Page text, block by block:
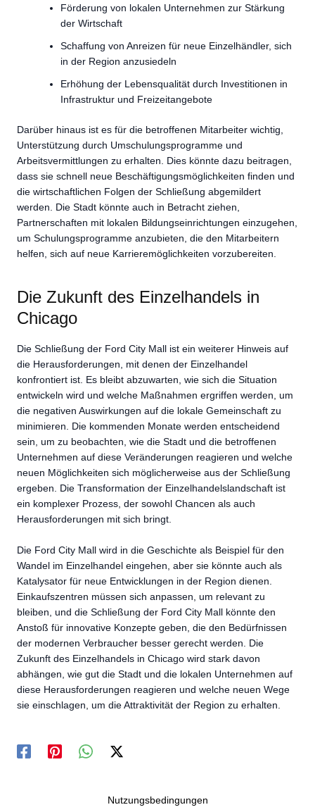
Förderung von lokalen Unternehmen zur Stärkung
der Wirtschaft
Schaffung von Anreizen für neue Einzelhändler, sich
in der Region anzusiedeln
Erhöhung der Lebensqualität durch Investitionen in
Infrastruktur und Freizeitangebote
Darüber hinaus ist es für die betroffenen Mitarbeiter wichtig,
Unterstützung durch Umschulungsprogramme und
Arbeitsvermittlungen zu erhalten. Dies könnte dazu beitragen,
dass sie schnell neue Beschäftigungsmöglichkeiten finden und
die wirtschaftlichen Folgen der Schließung abgemildert
werden. Die Stadt könnte auch in Betracht ziehen,
Partnerschaften mit lokalen Bildungseinrichtungen einzugehen,
um Schulungsprogramme anzubieten, die den Mitarbeitern
helfen, sich auf neue Karrieremöglichkeiten vorzubereiten.
Die Zukunft des Einzelhandels in
Chicago
Die Schließung der Ford City Mall ist ein weiterer Hinweis auf
die Herausforderungen, mit denen der Einzelhandel
konfrontiert ist. Es bleibt abzuwarten, wie sich die Situation
entwickeln wird und welche Maßnahmen ergriffen werden, um
die negativen Auswirkungen auf die lokale Gemeinschaft zu
minimieren. Die kommenden Monate werden entscheidend
sein, um zu beobachten, wie die Stadt und die betroffenen
Unternehmen auf diese Veränderungen reagieren und welche
neuen Möglichkeiten sich möglicherweise aus der Schließung
ergeben. Die Transformation der Einzelhandelslandschaft ist
ein komplexer Prozess, der sowohl Chancen als auch
Herausforderungen mit sich bringt.
Die Ford City Mall wird in die Geschichte als Beispiel für den
Wandel im Einzelhandel eingehen, aber sie könnte auch als
Katalysator für neue Entwicklungen in der Region dienen.
Einkaufszentren müssen sich anpassen, um relevant zu
bleiben, und die Schließung der Ford City Mall könnte den
Anstoß für innovative Konzepte geben, die den Bedürfnissen
der modernen Verbraucher besser gerecht werden. Die
Zukunft des Einzelhandels in Chicago wird stark davon
abhängen, wie gut die Stadt und die lokalen Unternehmen auf
diese Herausforderungen reagieren und welche neuen Wege
sie einschlagen, um die Attraktivität der Region zu erhalten.
Nutzungsbedingungen